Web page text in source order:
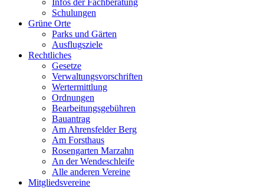
Infos der Fachberatung
Schulungen
Grüne Orte
Parks und Gärten
Ausflugsziele
Rechtliches
Gesetze
Verwaltungsvorschriften
Wertermittlung
Ordnungen
Bearbeitungsgebühren
Bauantrag
Am Ahrensfelder Berg
Am Forsthaus
Rosengarten Marzahn
An der Wendeschleife
Alle anderen Vereine
Mitgliedsvereine